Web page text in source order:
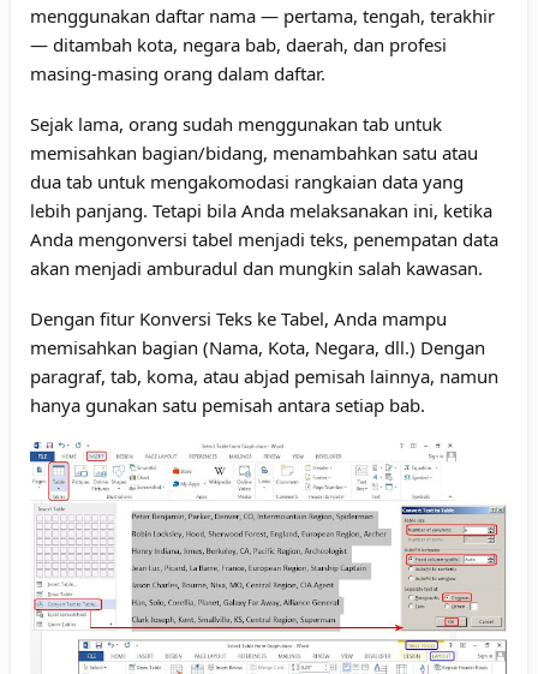
menggunakan daftar nama — pertama, tengah, terakhir
— ditambah kota, negara bab, daerah, dan profesi
masing-masing orang dalam daftar.
Sejak lama, orang sudah menggunakan tab untuk
memisahkan bagian/bidang, menambahkan satu atau
dua tab untuk mengakomodasi rangkaian data yang
lebih panjang. Tetapi bila Anda melaksanakan ini, ketika
Anda mengonversi tabel menjadi teks, penempatan data
akan menjadi amburadul dan mungkin salah kawasan.
Dengan fitur Konversi Teks ke Tabel, Anda mampu
memisahkan bagian (Nama, Kota, Negara, dll.) Dengan
paragraf, tab, koma, atau abjad pemisah lainnya, namun
hanya gunakan satu pemisah antara setiap bab.